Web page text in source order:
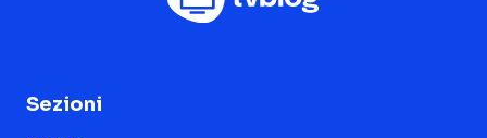
Sezioni